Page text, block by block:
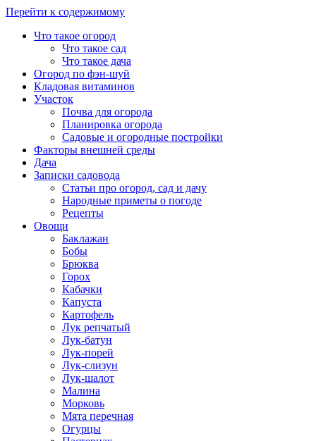
Перейти к содержимому
Что такое огород
Что такое сад
Что такое дача
Огород по фэн-шуй
Кладовая витаминов
Участок
Почва для огорода
Планировка огорода
Садовые и огородные постройки
Факторы внешней среды
Дача
Записки садовода
Статьи про огород, сад и дачу
Народные приметы о погоде
Рецепты
Овощи
Баклажан
Бобы
Брюква
Горох
Кабачки
Капуста
Картофель
Лук репчатый
Лук-батун
Лук-порей
Лук-слизун
Лук-шалот
Малина
Морковь
Мята перечная
Огурцы